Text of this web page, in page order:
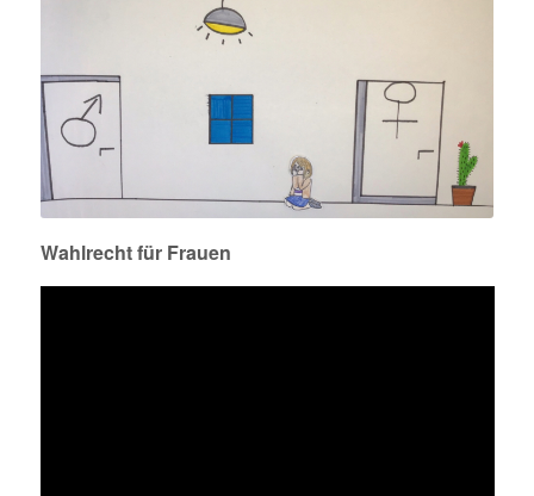
Wahlrecht für Frauen